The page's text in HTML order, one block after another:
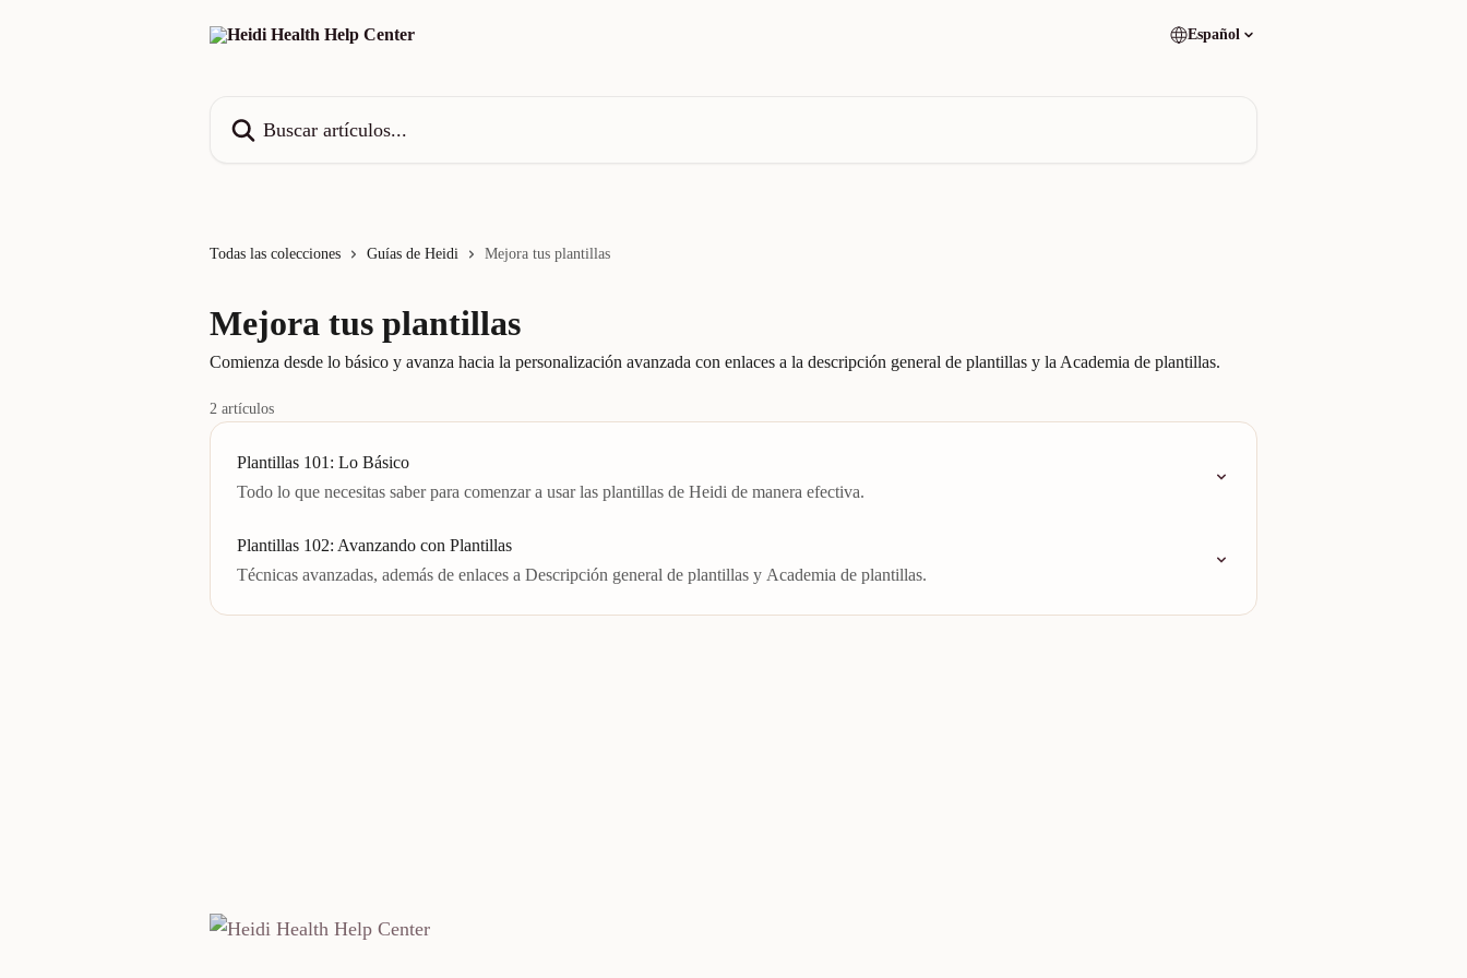
Español
Todas las colecciones Guías de Heidi Mejora tus plantillas
Mejora tus plantillas
Comienza desde lo básico y avanza hacia la personalización avanzada con enlaces a la descripción general de plantillas y la Academia de plantillas.
2 artículos
Plantillas 101: Lo Básico
Todo lo que necesitas saber para comenzar a usar las plantillas de Heidi de manera efectiva.
Plantillas 102: Avanzando con Plantillas
Técnicas avanzadas, además de enlaces a Descripción general de plantillas y Academia de plantillas.